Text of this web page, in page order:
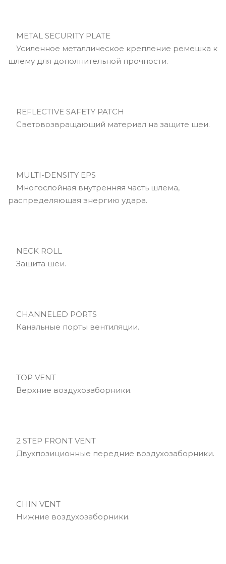
METAL SECURITY PLATE
Усиленное металлическое крепление ремешка к
шлему для дополнительной прочности.
REFLECTIVE SAFETY PATCH
Световозвращающий материал на защите шеи.
MULTI-DENSITY EPS
Многослойная внутренняя часть шлема,
распределяющая энергию удара.
NECK ROLL
Защита шеи.
CHANNELED PORTS
Канальные порты вентиляции.
TOP VENT
Верхние воздухозаборники.
2 STEP FRONT VENT
Двухпозиционные передние воздухозаборники.
CHIN VENT
Нижние воздухозаборники.